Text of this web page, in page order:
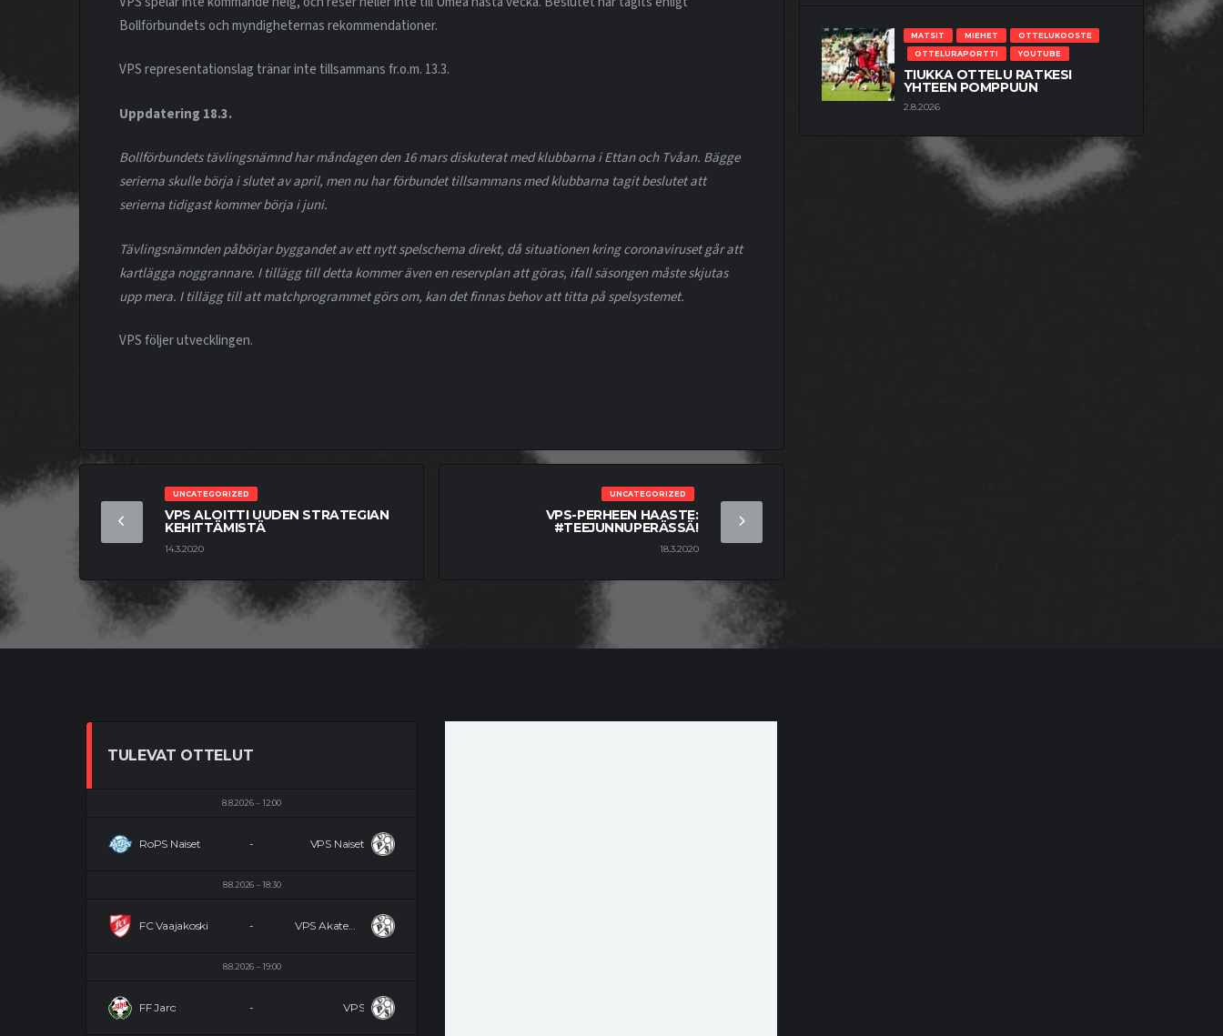
Bollförbundets och myndigheternas rekommendationer.
VPS representationslag tränar inte tillsammans fr.o.m. 13.3.
Uppdatering 18.3.
Bollförbundets tävlingsnämnd har måndagen den 16 mars diskuterat med klubbarna i Ettan och Tvåan. Bägge
serierna skulle börja i slutet av april, men nu har förbundet tillsammans med klubbarna tagit beslutet att
serierna tidigast kommer börja i juni.
Tävlingsnämnden påbörjar byggandet av ett nytt spelschema direkt, då situationen kring coronaviruset går att
kartlägga noggrannare. I tillägg till detta kommer även en reservplan att göras, ifall säsongen måste skjutas
upp mera. I tillägg till att matchprogrammet görs om, kan det finnas behov att titta på spelsystemet.
VPS följer utvecklingen.
UNCATEGORIZED
VPS ALOITTI UUDEN STRATEGIAN
KEHITTÄMISTÄ
14.3.2020
UNCATEGORIZED
VPS-PERHEEN HAASTE:
#TEEJUNNUPERÄSSÄ!
18.3.2020
MATSIT MIEHET
OTTELUKOOSTE
OTTELURAPORTTI
YOUTUBE
TIUKKA OTTELU RATKESI
YHTEEN POMPPUUN
2.8.2026
TULEVAT OTTELUT
8.8.2026 12:00
RoPS Naiset VPS Naiset
-
8.8.2026 18:30
FC Vaajakoski VPS Akatemia
-
8.8.2026 19:00
FF Jaro VPS
-